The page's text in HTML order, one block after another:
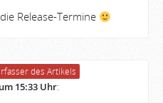
Release-Termine
des Artikels
15:33 Uhr: